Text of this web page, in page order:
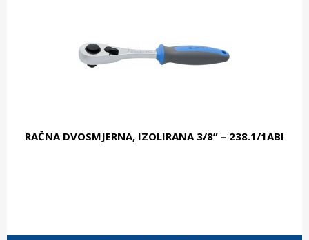
RAČNA DVOSMJERNA, IZOLIRANA 3/8” – 238.1/1ABI